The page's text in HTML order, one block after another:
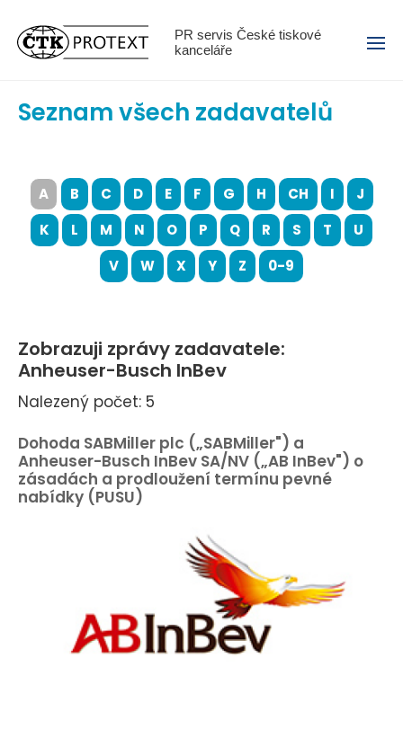
PR servis České tiskové
kanceláře
Menu
Seznam všech zadavatelů
A B C D E F G H CH I
J
K
L M N O P Q R S T
U
V
W X Y Z 0-9
Zobrazuji zprávy zadavatele:
Anheuser-Busch InBev
Nalezený počet: 5
Dohoda SABMiller plc („SABMiller") a
Anheuser-Busch InBev SA/NV („AB InBev") o
zásadách a prodloužení termínu pevné
nabídky (PUSU)